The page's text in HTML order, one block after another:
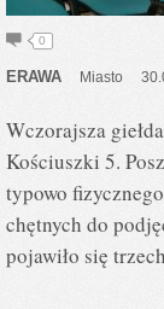
0
ERAWA Miasto
Wczorajsza
Kościuszki 5.
typowo
chętnych do
pojawiło się